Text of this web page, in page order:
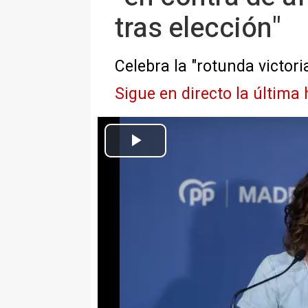
tras elección"
Celebra la "rotunda
Sigue en directo la última
Archivo - La presidenta de la Comunidad de Madrid y del
Actualizado: lunes, 18 mayo 2026 20:24
MADRID, 18 May. (EUROPA
La presidenta de la
este lunes que el presidente
La Moncloa "en contra de los